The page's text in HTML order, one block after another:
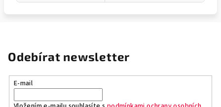
Odebírat newsletter
E-mail